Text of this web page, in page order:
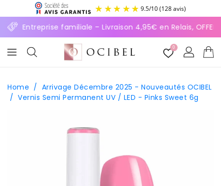
9.5/10
⚡ Entreprise familiale – Livraison 4,95€ en Relais,
0
Home / Arrivage Décembre 2025 - Nouveautés OCIBEL
/ Vernis Semi Permanent UV / LED - Pinks Sweet 6g